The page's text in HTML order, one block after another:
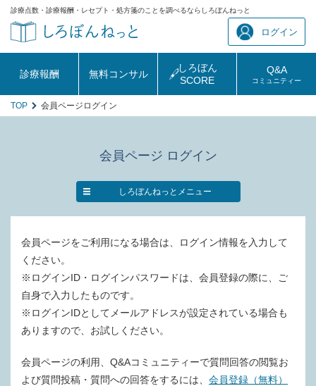
診療点数・診療報酬・レセプト・処方箋のことを調べるならしろぼんねっと
ログイン
診療報酬 無料コンサル
しろぼん
SCORE
Q&A
コミュニティー
TOP 会員ページログイン
会員ページ ログイン
しろぼんねっとメニュー
会員ページをご利用になる場合は、ログイン情報を入力して
ください。
※ログインID・ログインパスワードは、会員登録の際に、ご
自身で入力したものです。
※ログインIDとしてメールアドレスが設定されている場合も
ありますので、お試しください。
会員ページの利用、Q&Aコミュニティーで質問回答の閲覧お
よび質問投稿・質問への回答をするには、 会員登録（無料）